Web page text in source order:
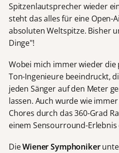
Spitzenlautsprecher wieder
steht das alles für eine Open-
absoluten Weltspitze. Bisher
Dinge"!
Wobei mich immer wieder
Ton-Ingenieure beeindruckt,
jeden Sänger auf den Meter
lassen. Auch wurde wie
Chores durch das 360-Grad
einem Sensourround-
DieWiener Symphoniker